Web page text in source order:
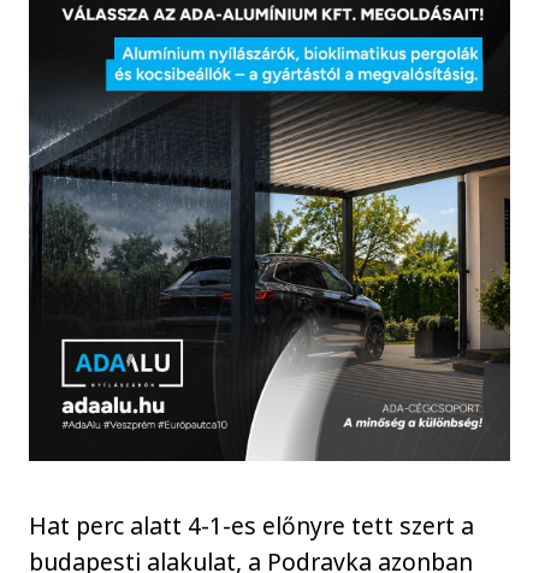
Hat perc alatt 4-1-es előnyre tett szert a
budapesti alakulat, a Podravka azonban